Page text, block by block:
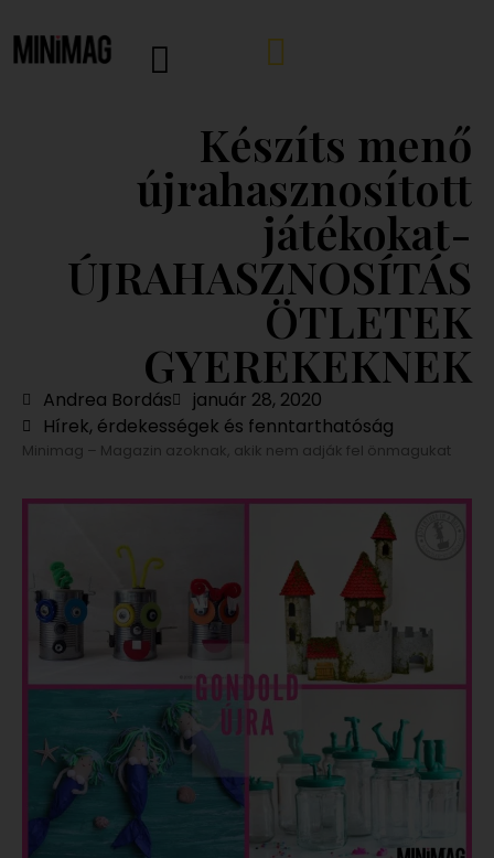
Készíts menő
újrahasznosított
játékokat-
ÚJRAHASZNOSÍTÁS
ÖTLETEK
GYEREKEKNEK
Andrea Bordás
január 28, 2020
Hírek, érdekességek és fenntarthatóság
Minimag – Magazin azoknak, akik nem adják fel önmagukat